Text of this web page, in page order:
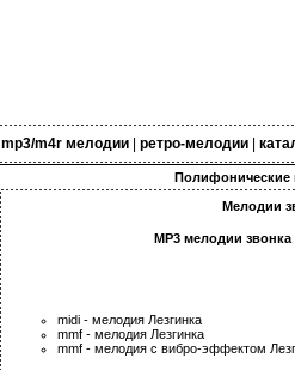
mp3/m4r мелодии| ретро-мелодии|
Полифонические
Мелодии
MP3 мелодии
midi - мелодия Лезгинка
mmf - мелодия Лезгинка
mmf - мелодия с вибро-эффектом